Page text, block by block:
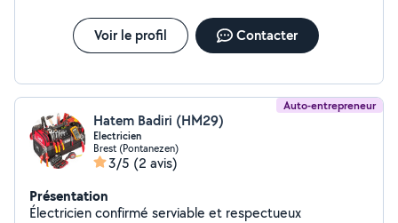
Voir le profil Contacter
Auto-entrepreneur
Hatem Badiri (HM29)
Electricien
Brest (Pontanezen)
3/5 (2 avis)
Présentation
Électricien confirmé serviable et respectueux